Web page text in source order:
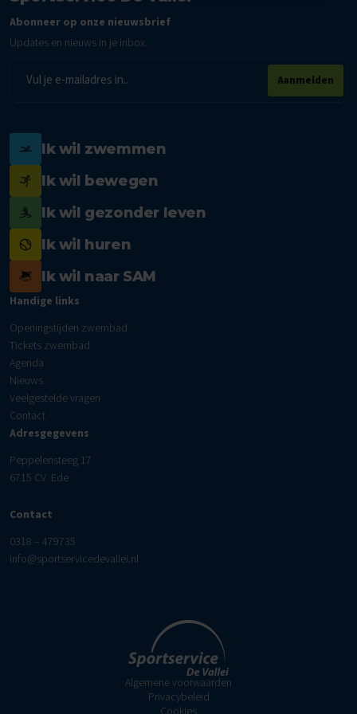
Abonneer op onze nieuwsbrief
Updates en nieuws in je inbox.
mailadres
Aanmelden
Ik wil zwemmen
Ik wil bewegen
Ik wil gezonder leven
Ik wil huren
Ik wil naar SAM
Handige links
Openingstijden zwembad
Tickets zwembad
Agenda
Nieuws
Veelgestelde vragen
Contact
Adresgegevens
Peppelensteeg 17
6715 CV Ede
Contact
0318 – 479735
info@sportservicedevallei.nl
Algemene voorwaarden
Privacybeleid